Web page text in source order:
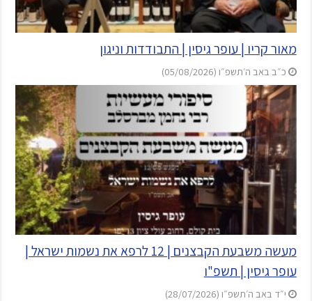
מאור קריו | עופר גיסין | התבודדות וניגון
כ״ב באב ה׳תשפ״ו (05/08/2026)
מעשה משבעת הקבצנים | 12 לרפא את נשמות ישראל |
עופר גיסין | תשפ"ו
י״ד באב ה׳תשפ״ו (28/07/2026)